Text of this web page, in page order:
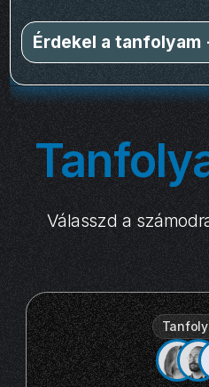
Érdekel a tanfolyam
Válasszd a